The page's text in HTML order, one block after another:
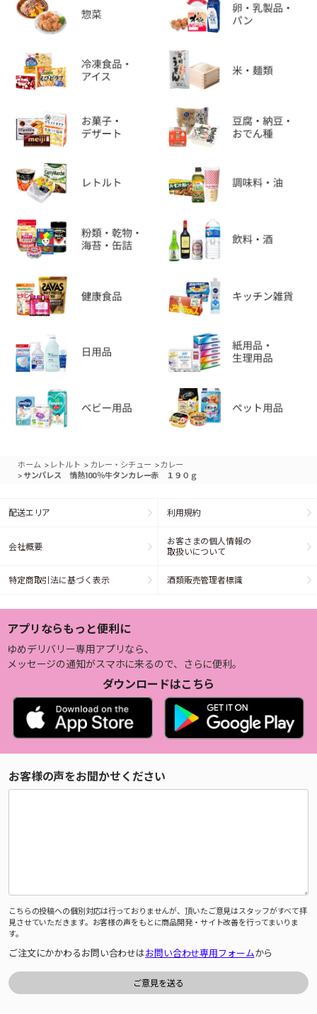
ホーム > レトルト > カレー・シチュー >カレー
> サンパレス 情熱100％牛タンカレー赤 １９０ｇ
配送エリア 利用規約
会社概要
お客さまの個人情報の
取扱いについて
特定商取引法に基づく表示 酒類販売管理者標識
アプリならもっと便利に
ゆめデリバリー専用アプリなら、
メッセージの通知がスマホに来るので、さらに便利。
ダウンロードはこちら
お客様の声をお聞かせください
こちらの投稿への個別対応は行っておりませんが、頂いたご意見はスタッフがすべて拝
見させていただきます。お客様の声をもとに商品開発・サイト改善を行ってまいりま
す。
ご注文にかかわるお問い合わせはお問い合わせ専用フォームから